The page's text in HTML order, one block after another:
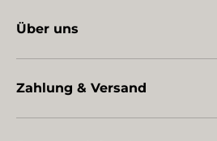
Über uns
Zahlung & Versand